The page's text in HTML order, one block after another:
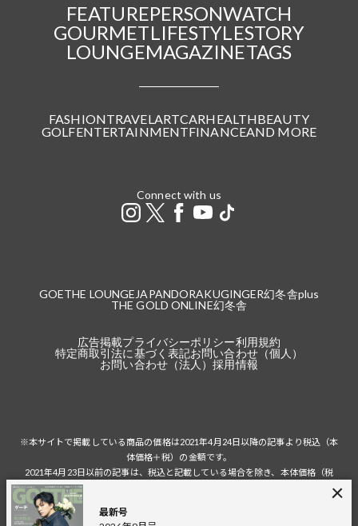
最新号
FEATUREPERSONWATCH
GOURMETLIFESTYLESTORY
LOUNGEMAGAZINETAGS
FASHIONTRAVEL ARTCARHEALTHBEAUTY
GOLFENTERTAINMENTFINANCEAND MORE
Connect with us
GOETHE LOUNGE JAPANDORAKUGINGER幻冬舎plus
THE GOLD ONLINE幻冬舎
広告掲載プライバシーポリシー利用規約
特定商取引法に基づく表記お問い合わせ（個人）
お問い合わせ（法人）採用情報
※本サイトで掲載している商品の価格は2021年4月24日以降の記事より税込（本
体価格＋税）の金額です。
2021年4月23日以前の記事は、税込と記載している場合を除き、本体価格（税
税込の場合の税額は掲載当時の税率に準じます。